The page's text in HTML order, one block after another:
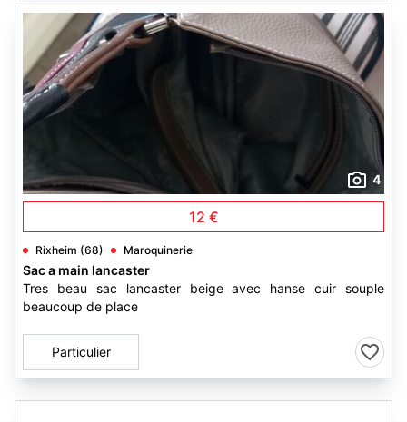
4
12 €
Rixheim (68) Maroquinerie
Sac a main lancaster
Tres beau sac lancaster beige avec hanse cuir souple
beaucoup de place
Particulier